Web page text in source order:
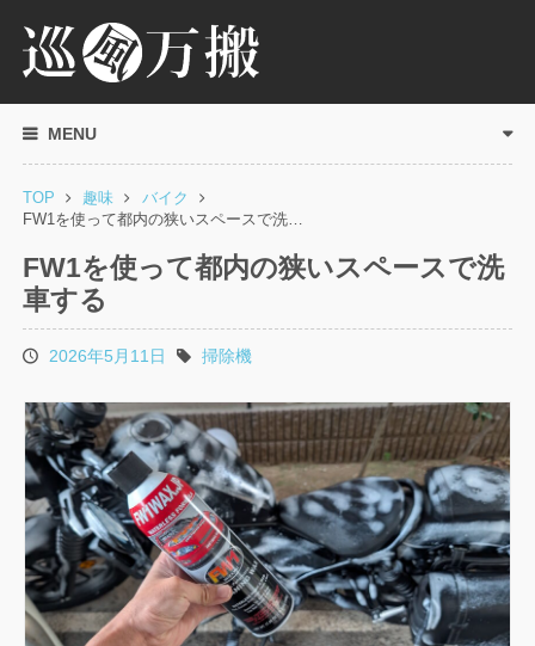
MENU
TOP 趣味
バイク
FW1を使って都内の狭いスペースで洗…
FW1を使って都内の狭いスペースで洗
車する
投
日
2026年5月11日
タ掃除機